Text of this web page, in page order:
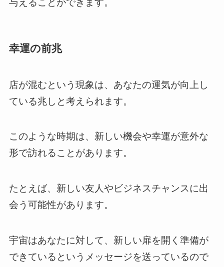
与えることができます。
幸運の前兆
店が混むという現象は、あなたの運気が向上し
ている兆しと考えられます。
このような時期は、新しい機会や幸運が意外な
形で訪れることがあります。
たとえば、新しい友人やビジネスチャンスに出
会う可能性があります。
宇宙はあなたに対して、新しい扉を開く準備が
できているというメッセージを送っているので